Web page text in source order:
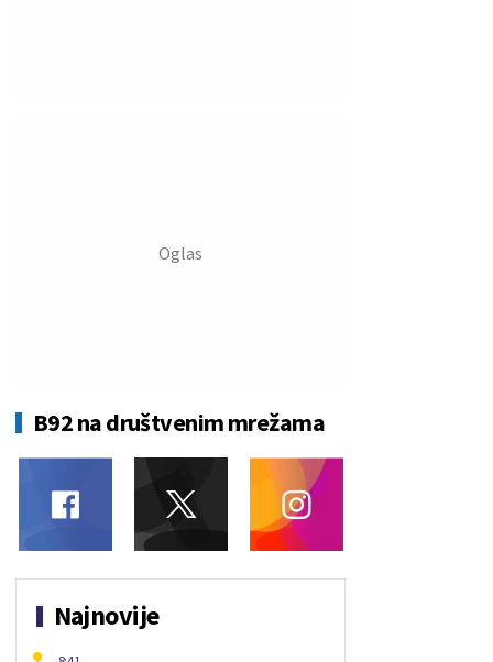
B92 na društvenim mrežama
Najnovije